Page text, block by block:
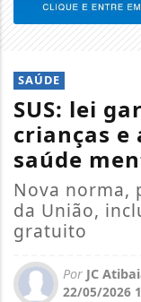
SAÚDE
SUS: lei
crianças e
saúde
Nova norma,
da União,
gratuito
Por JC
22/05/2026